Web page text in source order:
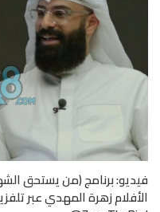
فيديو: برنامج (من يستحق